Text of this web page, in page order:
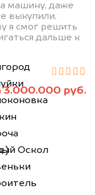
машину, даже
выкупили,
я смог решить
дальше к
3.000.000 руб.
Оскол